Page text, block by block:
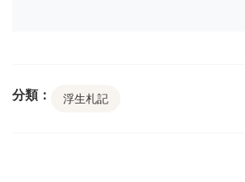
分類： 浮生札記